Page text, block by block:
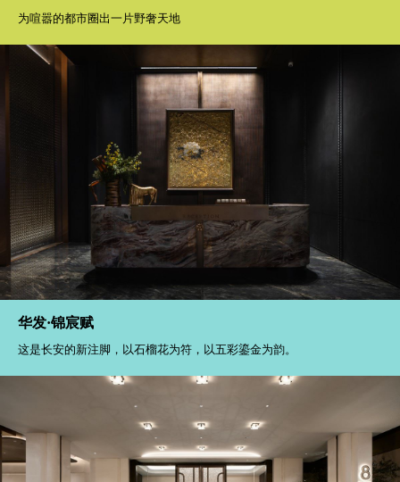
为喧嚣的都市圈出一片野奢天地
华发·锦宸赋
这是长安的新注脚，以石榴花为符，以五彩鎏金为韵。